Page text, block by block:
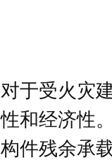
对于受火灾
性和经济性
构件残余承